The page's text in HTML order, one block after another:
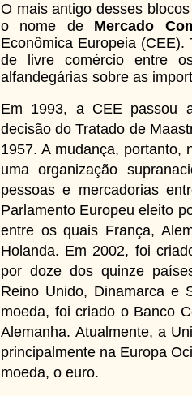
O mais antigo desses
o nome de Mercado
Econômica Europeia
de livre comércio entre
alfandegárias sobre as
Em 1993, a CEE passou
decisão do Tratado de
1957. A mudança, portanto,
uma organização
pessoas e mercadorias
Parlamento Europeu eleito
entre os quais França,
Holanda. Em 2002, foi
por doze dos quinze
Reino Unido, Dinamarca e
moeda, foi criado o Banco
Alemanha. Atualmente, a
principalmente na Europa
moeda, o euro.